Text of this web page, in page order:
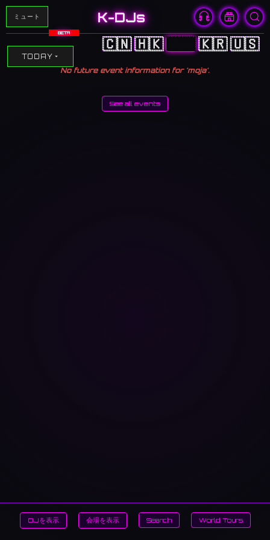
ミュート K-DJs
BETA
🇨🇳🇭🇰🇯🇵 🇰🇷🇺🇸
TODAY
No future event information for 'moja'.
See all events
DJを表示 会場を表示 Search World Tours